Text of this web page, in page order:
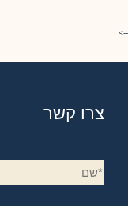
צרו קשר